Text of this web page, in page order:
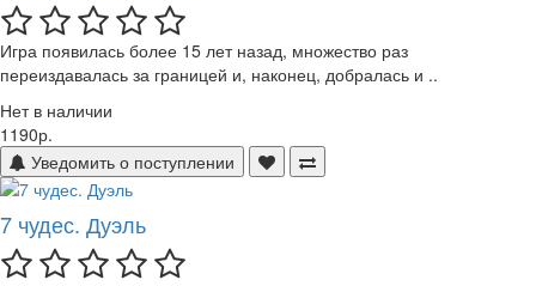
Игра появилась более 15 лет назад, множество раз
переиздавалась за границей и, наконец, добралась и ..
Нет в наличии
1190р.
Уведомить о поступлении
7 чудес. Дуэль